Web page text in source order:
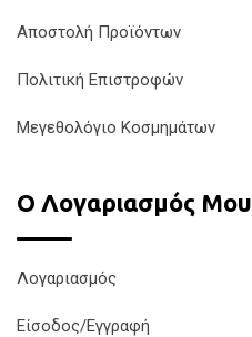
Αποστολή Προϊόντων
Πολιτική Επιστροφών
Μεγεθολόγιο Κοσμημάτων
Ο Λογαριασμός Μου
Λογαριασμός
Είσοδος/Εγγραφή